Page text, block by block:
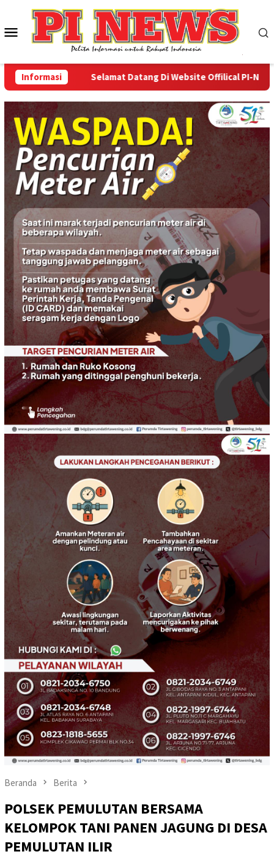
konten
Menu
Mobile
Informasi Selamat Datang Di Website Offilical PI-News
Beranda Berita
POLSEK PEMULUTAN BERSAMA
KELOMPOK TANI PANEN JAGUNG DI DESA
PEMULUTAN ILIR